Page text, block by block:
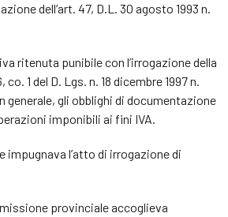
dell’art. 47, D.L. 30 agosto 1993 n.
ritenuta punibile con l’irrogazione della
co. 1 del D. Lgs. n. 18 dicembre 1997 n.
generale, gli obblighi di documentazione
imponibili ai fini IVA.
impugnava l’atto di irrogazione di
provinciale accoglieva